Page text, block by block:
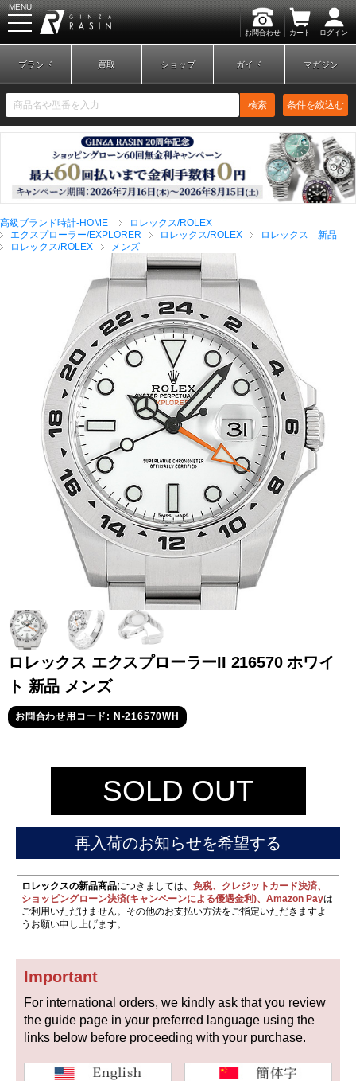
お問合わせ カート ログイン
MENU
新規会員登録 ログイン
ブランドから探す
全てのブランドを見
る
ロレックス
パテック
フィリップ
オーデマピゲ ウブロ カルティエ
グランド
セイコー
ヴァシュロン
コンスタンタン
チューダー パネライ
新品
中古品 アンティーク品
ブランド 買取 ショップ ガイド マガジン
検索 条件を絞込む
高級ブランド時計-HOME
ロレックス/ROLEX
エクスプローラー/EXPLORER
ロレックス/ROLEX
ロレックス 新品
ロレックス/ROLEX
メンズ
ロレックス エクスプローラーII 216570 ホワイ
ト 新品 メンズ
お問合わせ用コード: N-216570WH
SOLD OUT
再入荷のお知らせを希望する
ロレックスの新品商品につきましては、 免税、クレジットカード決済、
ショッピングローン決済(キャンペーンによる優遇金利)、Amazon Payは
ご利用いただけません。その他のお支払い方法をご指定いただきますよ
うお願い申し上げます。
Important
For international orders, we kindly ask that you review
the guide page in your preferred language using the
links below before proceeding with your purchase.